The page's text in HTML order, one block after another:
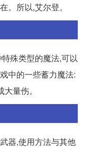
。所以,艾尔登。
殊类型的魔法,可以
中的一些蓄力魔法:
量伤。
器,使用方法与其他